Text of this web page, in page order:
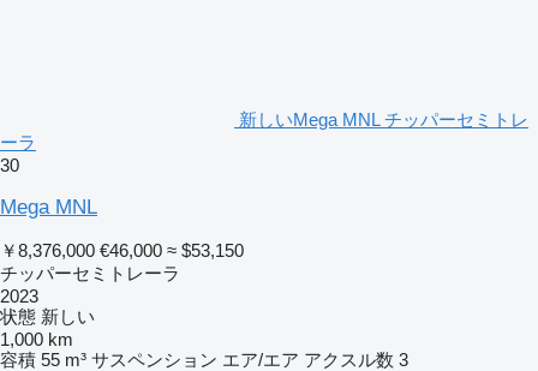
新しいMega MNL チッパーセミトレ
ーラ
30
Mega MNL
￥8,376,000 €46,000 ≈ $53,150
チッパーセミトレーラ
2023
状態 新しい
1,000 km
容積 55 m³ サスペンション エア/エア アクスル数 3